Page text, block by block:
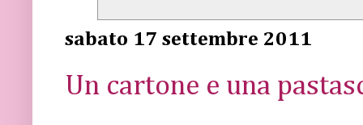
sabato 17 settembre 2011
Un cartone e una